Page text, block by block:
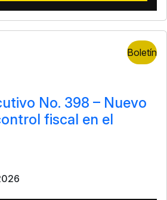
Boletín
No. 398 – Nuevo
fiscal en el